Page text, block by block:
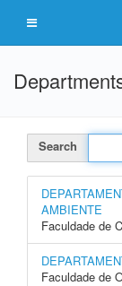
Search
AMBIENTE
Faculdade de
Faculdade de